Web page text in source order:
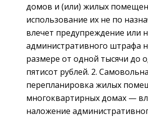
домов и (или) жилых
использование их не по
влечет предупреждение или
административного штрафа
размере от одной тысячи до
пятисот рублей. 2.
перепланировка жилых
многоквартирных домах —
наложение